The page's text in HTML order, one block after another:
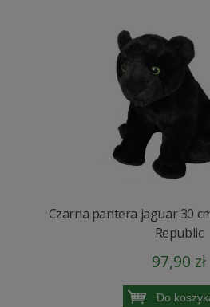
Czarna pantera jaguar 30
Republic
97,90 zł
Do